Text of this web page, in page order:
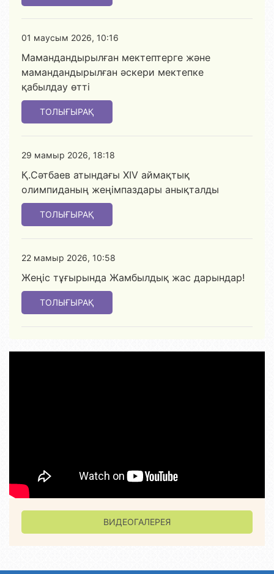
01 маусым 2026, 10:16
Мамандандырылған мектептерге және
мамандандырылған әскери мектепке
қабылдау өтті
ТОЛЫҒЫРАҚ
29 мамыр 2026, 18:18
Қ.Сәтбаев атындағы XIV аймақтық
олимпиданың жеңімпаздары анықталды
ТОЛЫҒЫРАҚ
22 мамыр 2026, 10:58
Жеңіс тұғырында Жамбылдық жас дарындар!
ТОЛЫҒЫРАҚ
ВИДЕОГАЛЕРЕЯ